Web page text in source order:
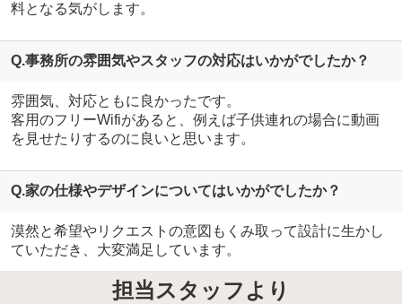
料となる気がします。
Q.事務所の雰囲気やスタッフの対応はいかがでしたか？
雰囲気、対応ともに良かったです。
客用のフリーWifiがあると、例えば子供連れの場合に動画
を見せたりするのに良いと思います。
Q.家の仕様やデザインについてはいかがでしたか？
漠然と希望やリクエストの意図もくみ取って設計に生かし
ていただき、大変満足しています。
担当スタッフより